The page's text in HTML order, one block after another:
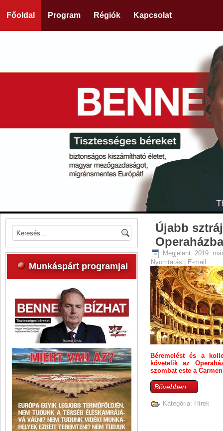
Főoldal Program Régiók Kapcsolat
Munkáspárt programjai
Újabb
Megjelent: 2019.
Nyomtatás
E-mail
Béremelést és a
követelik az
szombat este a
Bővebben ...
Kategória: Hírek